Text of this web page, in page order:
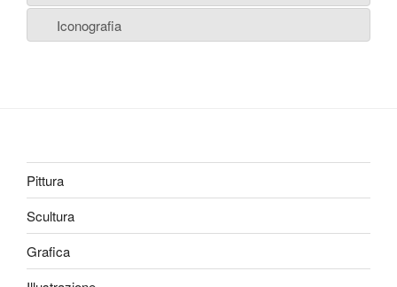
Iconografia
Pittura
Scultura
Grafica